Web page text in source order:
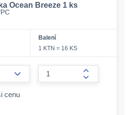
Ocean Breeze 1 ks
Balení
1 KTN = 16 KS
form.increase-
cenu